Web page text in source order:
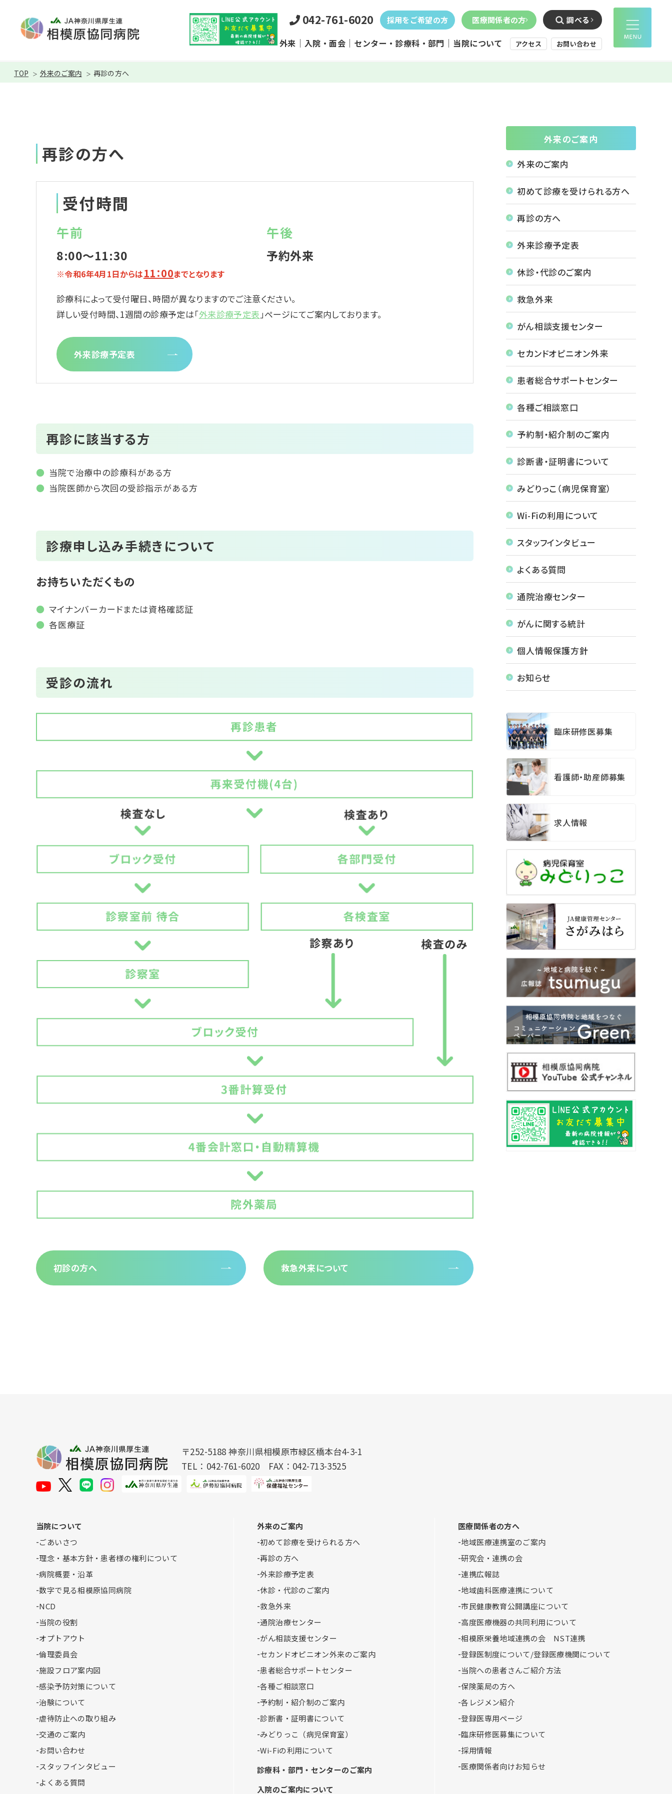
042-761-6020 採用をご希望の方 医療関係者の方 調べる
外来 入院・面会 センター・診療科・部門 当院について アクセス お問い合わせ
TOP 外来のご案内 再診の方へ
再診の方へ
受付時間
午前
8:00〜11:30
※令和6年4月1日からは11：00までとなります
午後
予約外来
診療科によって受付曜日、時間が異なりますのでご注意ください。
詳しい受付時間、1週間の診療予定は「外来診療予定表」ページにてご案内しております。
外来診療予定表
再診に該当する方
当院で治療中の診療科がある方
当院医師から次回の受診指示がある方
診療申し込み手続きについて
お持ちいただくもの
マイナンバーカードまたは資格確認証
各医療証
受診の流れ
初診の方へ 救急外来について
外来のご案内
外来のご案内
初めて診療を受けられる方へ
再診の方へ
外来診療予定表
休診・代診のご案内
救急外来
がん相談支援センター
セカンドオピニオン外来
患者総合サポートセンター
各種ご相談窓口
予約制・紹介制のご案内
診断書・証明書について
みどりっこ（病児保育室）
Wi-Fiの利用について
スタッフインタビュー
よくある質問
通院治療センター
がんに関する統計
個人情報保護方針
お知らせ
臨床研修医募集
看護師・助産師募集
求人情報
〒252-5188 神奈川県相模原市緑区橋本台4-3-1
TEL： 042-761-6020 FAX：042-713-3525
当院について
ごあいさつ
理念・基本方針・患者様の権利について
病院概要・沿革
数字で見る相模原協同病院
NCD
当院の役割
オプトアウト
倫理委員会
施設フロア案内図
感染予防対策について
治験について
虐待防止への取り組み
交通のご案内
お問い合わせ
スタッフインタビュー
よくある質問
外来のご案内
初めて診療を受けられる方へ
再診の方へ
外来診療予定表
休診・代診のご案内
救急外来
通院治療センター
がん相談支援センター
セカンドオピニオン外来のご案内
患者総合サポートセンター
各種ご相談窓口
予約制・紹介制のご案内
診断書・証明書について
みどりっこ（病児保育室）
Wi-Fiの利用について
診療科・部門・センターのご案内
入院のご案内について
医療関係者の方へ
地域医療連携室のご案内
研究会・連携の会
連携広報誌
地域歯科医療連携について
市民健康教育公開講座について
高度医療機器の共同利用について
相模原栄養地域連携の会 NST連携
登録医制度について/登録医療機関について
当院への患者さんご紹介方法
保険薬局の方へ
各レジメン紹介
登録医専用ページ
臨床研修医募集について
採用情報
医療関係者向けお知らせ